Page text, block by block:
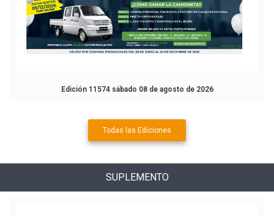
Edición 11574 sábado 08 de agosto de 2026
Todas las Ediciones
SUPLEMENTO